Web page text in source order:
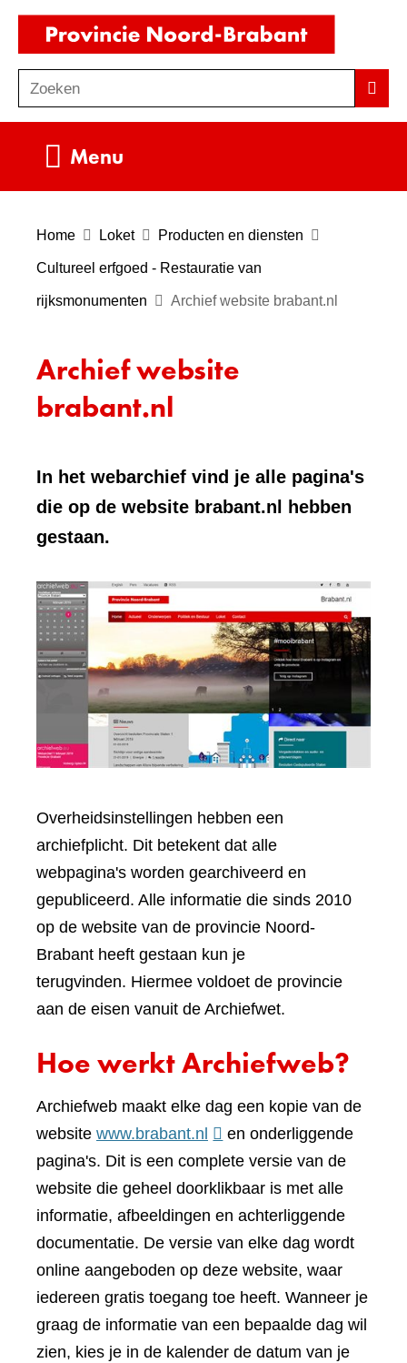
Ga
de
inhoud
o
e
Zoeken
Menu
Home Loket Producten en diensten
Cultureel erfgoed - Restauratie van
rijksmonumenten Archief website brabant.nl
Archief website
brabant.nl
In het webarchief vind je alle pagina's
die op de website brabant.nl hebben
gestaan.
Overheidsinstellingen hebben een
archiefplicht. Dit betekent dat alle
webpagina's worden gearchiveerd en
gepubliceerd. Alle informatie die sinds 2010
op de website van de provincie Noord-
Brabant heeft gestaan kun je
terugvinden. Hiermee voldoet de provincie
aan de eisen vanuit de Archiefwet.
Hoe werkt Archiefweb?
Archiefweb maakt elke dag een kopie van de
website www.brabant.nl (verwijst
naar
een
andere
website)
en onderliggende
pagina's. Dit is een complete versie van de
website die geheel doorklikbaar is met alle
informatie, afbeeldingen en achterliggende
documentatie. De versie van elke dag wordt
online aangeboden op deze website, waar
iedereen gratis toegang toe heeft. Wanneer je
graag de informatie van een bepaalde dag wil
zien, kies je in de kalender de datum van je